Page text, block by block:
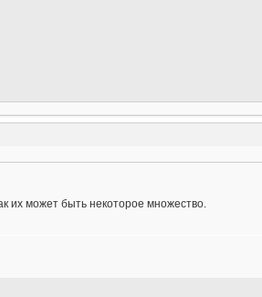
их может быть некоторое множество.